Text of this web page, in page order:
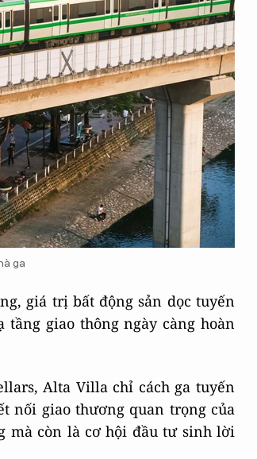
ga
giá trị bất động sản dọc tuyến
giao thông ngày càng hoàn
Alta Villa chỉ cách ga tuyến
nối giao thương quan trọng của
mà còn là cơ hội đầu tư sinh lời